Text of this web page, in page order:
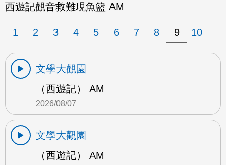
西遊記觀音救難現魚籃 AM
1 2 3 4 5 6 7 8 9 10
文學大觀園
（西遊記） AM
2026/08/07
文學大觀園
（西遊記） AM